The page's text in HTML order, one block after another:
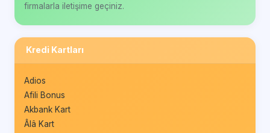
firmalarla iletişime geçiniz.
Kredi Kartları
Adios
Afili Bonus
Akbank Kart
Âlâ Kart